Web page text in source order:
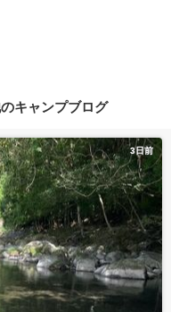
キャンプブログ
3日前